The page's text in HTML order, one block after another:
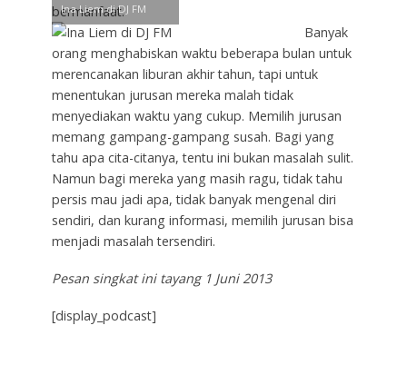
bermanfaat.
Ina Liem di DJ FM
Banyak
orang menghabiskan waktu beberapa bulan untuk
merencanakan liburan akhir tahun, tapi untuk
menentukan jurusan mereka malah tidak
menyediakan waktu yang cukup. Memilih jurusan
memang gampang-gampang susah. Bagi yang
tahu apa cita-citanya, tentu ini bukan masalah sulit.
Namun bagi mereka yang masih ragu, tidak tahu
persis mau jadi apa, tidak banyak mengenal diri
sendiri, dan kurang informasi, memilih jurusan bisa
menjadi masalah tersendiri.
Pesan singkat ini tayang 1 Juni 2013
[display_podcast]